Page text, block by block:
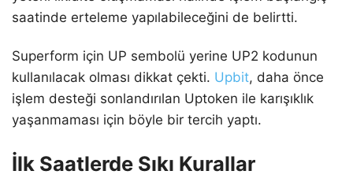
saatinde erteleme yapılabileceğini de belirtti.
Superform için UP sembolü yerine UP2 kodunun
kullanılacak olması dikkat çekti. Upbit, daha önce
işlem desteği sonlandırılan Uptoken ile karışıklık
yaşanmaması için böyle bir tercih yaptı.
İlk Saatlerde Sıkı Kurallar